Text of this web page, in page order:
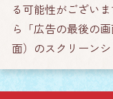
る可能性がござい
ら「広告の最後の
面）のスクリーン